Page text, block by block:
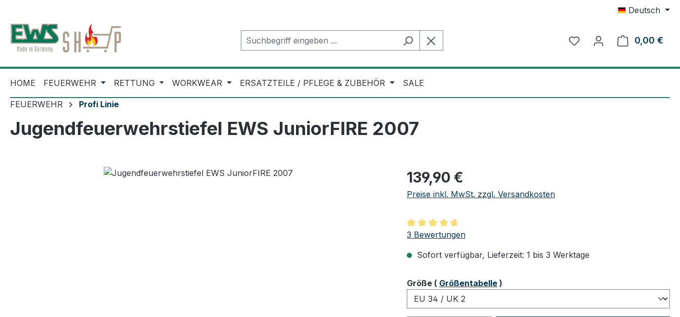
Deutsch
0,00 €
HOME FEUERWEHR RETTUNG WORKWEAR ERSATZTEILE / PFLEGE & ZUBEHÖR SALE
FEUERWEHR Profi Linie
Jugendfeuerwehrstiefel EWS JuniorFIRE 2007
Regulärer Preis:
139,90 €
Preise inkl. MwSt. zzgl. Versandkosten
Durchschnittliche Bewertung von 4.67 von 5 Sternen
3 Bewertungen
Sofort verfügbar, Lieferzeit: 1 bis 3 Werktage
Größeauswählen
( Größentabelle )